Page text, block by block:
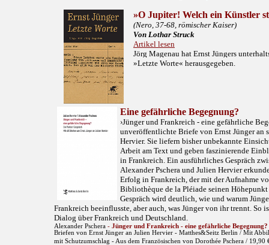
»O Jupiter! Welch ein Künstler
(Nero, 37-68, römischer Kaiser)
Von Lothar Struck
Artikel lesen
Jörg Magenau hat Ernst Jüngers
»Letzte Worte« herausgegeben.
Eine gefährliche Begegnung?
›Jünger und Frankreich - eine gefährliche
unveröffentlichte Briefe von Ernst Jünger an
Hervier. Sie liefern bisher unbekannte
Arbeit am Text und geben faszinierende
in Frankreich. Ein ausführliches Gespräch
Alexander Pschera und Julien Hervier
Erfolg in Frankreich, der mit der Aufnahme
Bibliothèque de la Pléiade seinen
Gespräch wird deutlich, wie und warum
Frankreich beeinflusste, aber auch, was Jünger von ihr trennt. So
Dialog über Frankreich und Deutschland.
Alexander Pschera - Jünger und Frankreich - eine gefährliche Begegnung?
Briefen von Ernst Jünger an Julien Hervier - Matthes&Seitz Berlin / Mit
mit Schutzumschlag - Aus dem Französischen von Dorothée Pschera /